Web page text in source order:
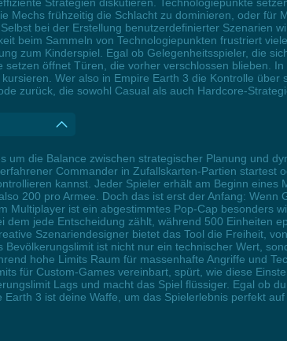
Mechs frühzeitig die Schlacht zu dominieren, oder
bei der Erstellung benutzerdefinierter Szenarien
beim Sammeln von Technologiepunkten frustriert
zum Kinderspiel. Egal ob Gelegenheitsspieler, die
setzen öffnet Türen, die vorher verschlossen blieben.
Wer also in Empire Earth 3 die Kontrolle
zurück, die sowohl Casual als auch Hardcore-
um die Balance zwischen strategischer Planung und
Commander in Zufallskarten-Partien
kannst. Jeder Spieler erhält am Beginn
200 pro Armee. Doch das ist erst der Anfang:
Multiplayer ist ein abgestimmtes Pop-Cap besonders
dem jede Entscheidung zählt, während 500 Einheiten
Szenariendesigner bietet das Tool die Freiheit,
Bevölkerungslimit ist nicht nur ein technischer Wert,
hohe Limits Raum für massenhafte Angriffe und
für Custom-Games vereinbart, spürt, wie diese
Lags und macht das Spiel flüssiger. Egal ob
3 ist deine Waffe, um das Spielerlebnis perfekt